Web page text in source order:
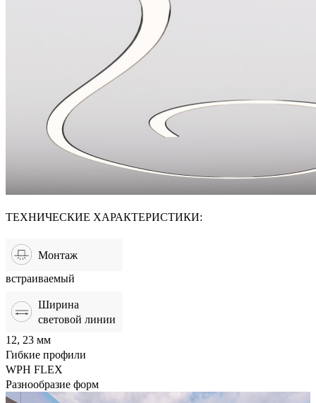
ТЕХНИЧЕСКИЕ ХАРАКТЕРИСТИКИ:
Монтаж
встраиваемый
Ширина
световой линии
12, 23 мм
Гибкие профили
WPH FLEX
Разнообразие форм